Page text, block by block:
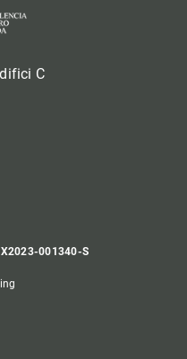
C
001340-S